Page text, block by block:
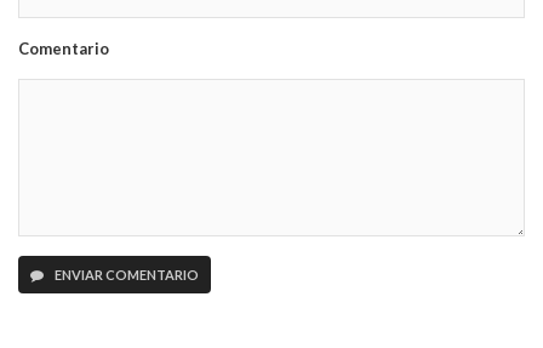
Comentario
ENVIAR COMENTARIO